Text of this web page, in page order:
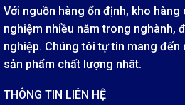
Với nguồn hàng ổn định, kho
nghiệm nhiều năm trong nghành,
nghiệp. Chúng tôi tự tin mang đến
sản phẩm chất lượng nhât.
THÔNG TIN LIÊN HỆ